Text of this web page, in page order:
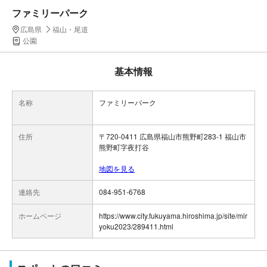
ファミリーパーク
広島県
福山・尾道
公園
基本情報
名称 ファミリーパーク
住所
〒720-0411 広島県福山市熊野町283-1 福山市
熊野町字夜打谷
地図を見る
連絡先 084-951-6768
ホームページ
https://www.city.fukuyama.hiroshima.jp/site/mir
yoku2023/289411.html